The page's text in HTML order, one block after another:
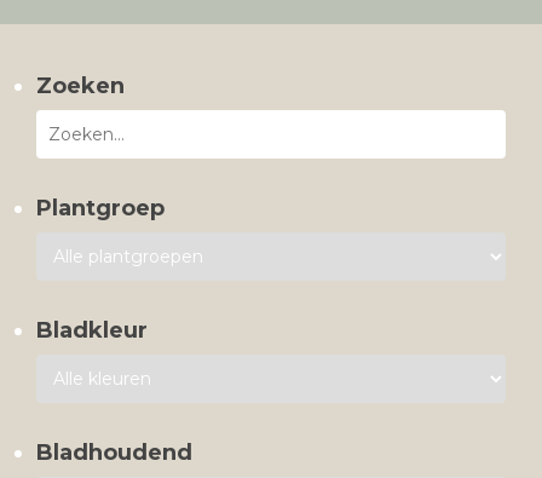
Zoeken
Plantgroep
Bladkleur
Bladhoudend